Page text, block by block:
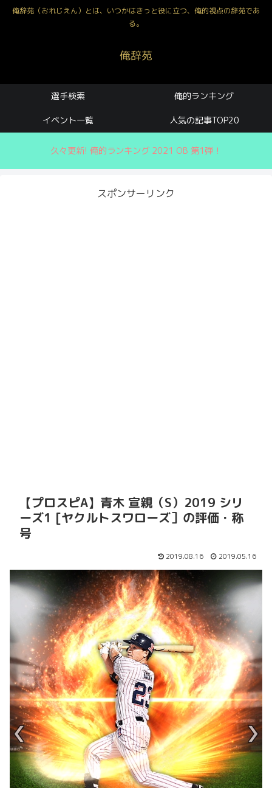
俺辞苑（おれじえん）とは、いつかはきっと役に立つ、俺的視点の辞苑であ
る。
俺辞苑
選手検索 俺的ランキング
イベント一覧 人気の記事TOP20
久々更新! 俺的ランキング 2021 OB 第1弾！
スポンサーリンク
【プロスピA】青木 宣親（S）2019 シリ
ーズ1 [ヤクルトスワローズ］の評価・称
号
2019.08.16 2019.05.16